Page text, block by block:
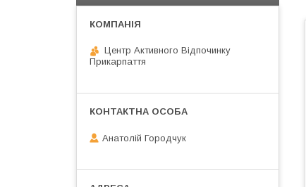
Центр Активного Відпочинку
Прикарпаття
Анатолій Городчук